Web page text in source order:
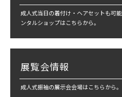
成人式当日の着付け・ヘアセットも可
ンタルショップはこちらから。
展覧会情報
成人式振袖の展示会会場はこちらから。